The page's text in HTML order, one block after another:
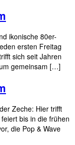
ikonische 80er-
ersten Freitag
sich seit Jahren
gemeinsam […]
Zeche: Hier trifft
bis in die frühen
die Pop & Wave